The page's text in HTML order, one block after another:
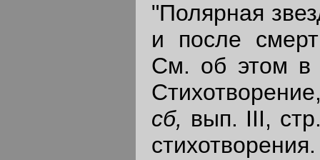
"Полярная
и после
См. об этом в
сб, вып. III,
стихотворения.